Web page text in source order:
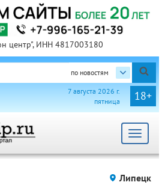
центр", ИНН 4817003180
по новостям
18+
7 августа 2026 г.
пятница
Toggle
Липецк